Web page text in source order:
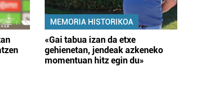
MEMORIA HISTORIKOA
«Gai tabua izan da etxe
gehienetan, jendeak azkeneko
momentuan hitz egin du»